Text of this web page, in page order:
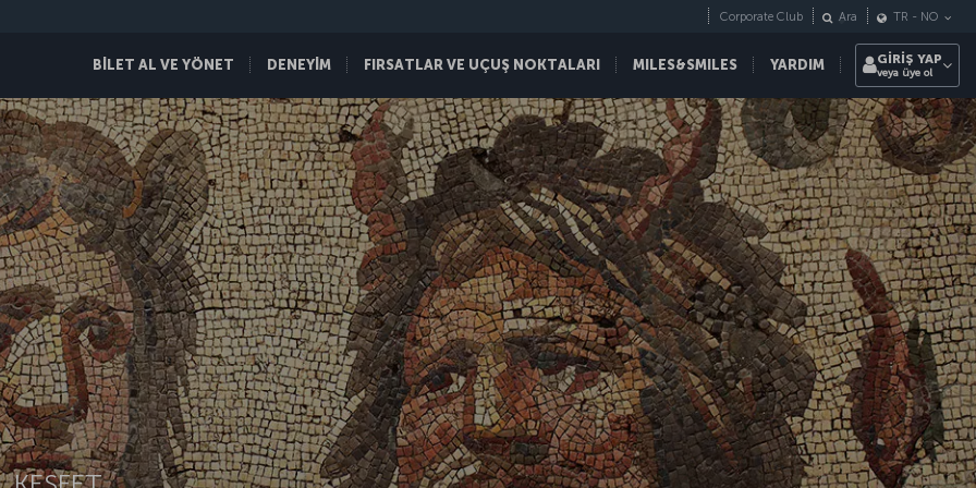
BİLET AL VE YÖNET DENEYİM FIRSATLAR VE UÇUŞ NOKTALARI MILES&SMILES YARDIM
Corporate Club Ara TR - NO
GİRİŞ YAP
veya üye ol